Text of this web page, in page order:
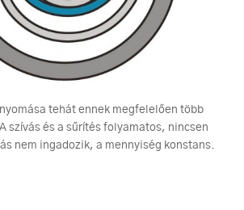
tehát ennek megfelelően több
szívás és a sűrítés folyamatos, nincsen
nem ingadozik, a mennyiség konstans.